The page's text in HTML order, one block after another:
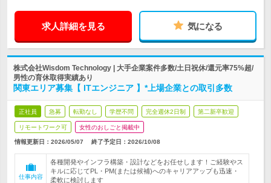
求人詳細を見る 気になる
株式会社Wisdom Technology | 大手企業案件多数/土日祝休/還元率75%超/
男性の育休取得実績あり
関東エリア募集【 ITエンジニア 】*上場企業との取引多数
正社員 急募 転勤なし 学歴不問 完全週休2日制 第二新卒歓迎
リモートワーク可 女性のおしごと掲載中
情報更新日：2026/05/07 終了予定日： 2026/10/08
仕事内容
各種開発やインフラ構築・設計などをお任せします！ご経験やス
キルに応じてPL・PM(または候補)へのキャリアアップも迅速・
柔軟に検討します